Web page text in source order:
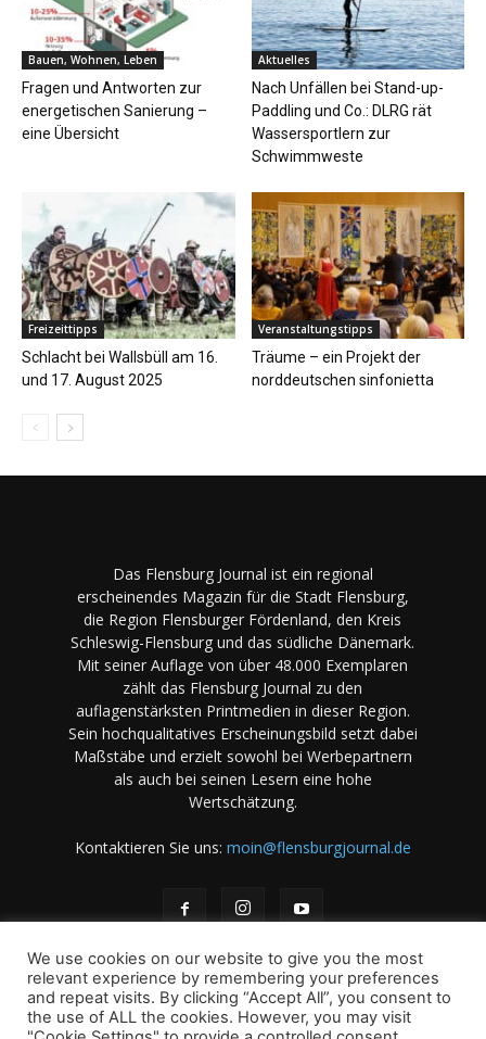
Bauen, Wohnen, Leben
Fragen und Antworten zur
energetischen Sanierung –
eine Übersicht
Aktuelles
Nach Unfällen bei Stand-up-
Paddling und Co.: DLRG rät
Wassersportlern zur
Schwimmweste
Freizeittipps
Schlacht bei Wallsbüll am 16.
und 17. August 2025
Veranstaltungstipps
Träume – ein Projekt der
norddeutschen sinfonietta
Das Flensburg Journal ist ein regional
erscheinendes Magazin für die Stadt Flensburg,
die Region Flensburger Fördenland, den Kreis
Schleswig-Flensburg und das südliche Dänemark.
Mit seiner Auflage von über 48.000 Exemplaren
zählt das Flensburg Journal zu den
auflagenstärksten Printmedien in dieser Region.
Sein hochqualitatives Erscheinungsbild setzt dabei
Maßstäbe und erzielt sowohl bei Werbepartnern
als auch bei seinen Lesern eine hohe
Wertschätzung.
Kontaktieren Sie uns: moin@flensburgjournal.de
Über uns Stellenangebote Impressum
Datenschutz
We use cookies on our website to give you the most
relevant experience by remembering your preferences
and repeat visits. By clicking “Accept All”, you consent to
the use of ALL the cookies. However, you may visit